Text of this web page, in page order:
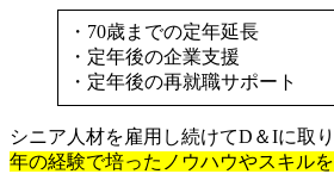
・70歳までの定年延長
・定年後の企業支援
・定年後の再就職サポート
シニア人材を雇用し続けてD＆Iに取
年の経験で培ったノウハウやスキル